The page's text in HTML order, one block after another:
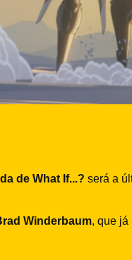
de What If...? será a
Winderbaum, que já